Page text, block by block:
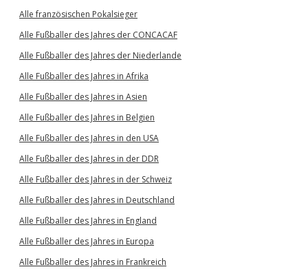
Alle französischen Pokalsieger
Alle Fußballer des Jahres der CONCACAF
Alle Fußballer des Jahres der Niederlande
Alle Fußballer des Jahres in Afrika
Alle Fußballer des Jahres in Asien
Alle Fußballer des Jahres in Belgien
Alle Fußballer des Jahres in den USA
Alle Fußballer des Jahres in der DDR
Alle Fußballer des Jahres in der Schweiz
Alle Fußballer des Jahres in Deutschland
Alle Fußballer des Jahres in England
Alle Fußballer des Jahres in Europa
Alle Fußballer des Jahres in Frankreich